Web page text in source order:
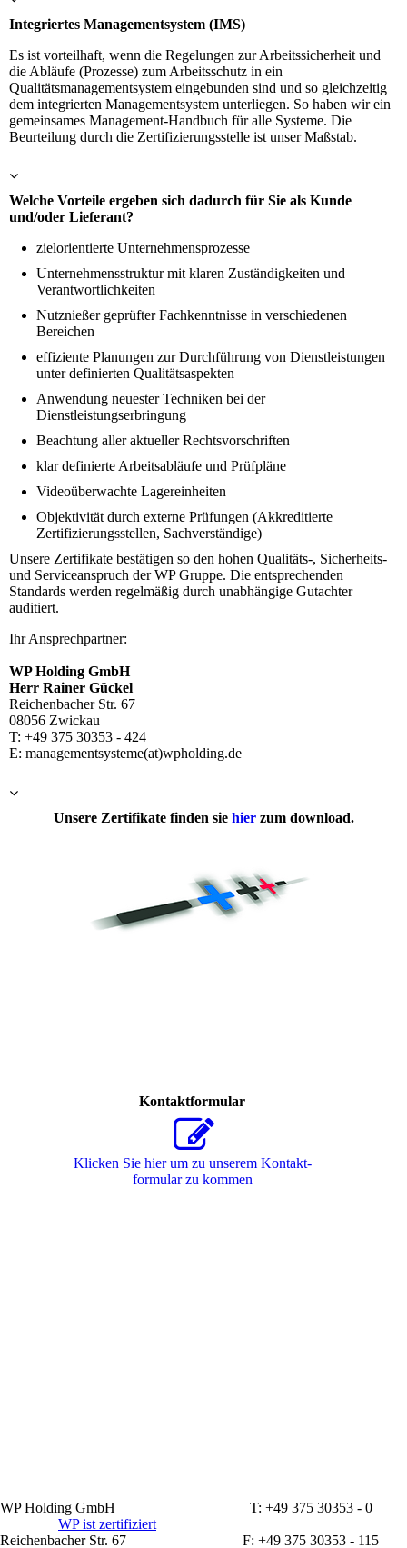
Integriertes Managementsystem (IMS)
Es ist vorteilhaft, wenn die Regelungen zur Arbeitssicherheit und
die Abläufe (Prozesse) zum Arbeitsschutz in ein
Qualitätsmanagementsystem eingebunden sind und so gleichzeitig
dem integrierten Managementsystem unterliegen. So haben wir ein
gemeinsames Management-Handbuch für alle Systeme. Die
Beurteilung durch die Zertifizierungsstelle ist unser Maßstab.
Welche Vorteile ergeben sich dadurch für Sie als Kunde
und/oder Lieferant?
zielorientierte Unternehmensprozesse
Unternehmensstruktur mit klaren Zuständigkeiten und
Verantwortlichkeiten
Nutznießer geprüfter Fachkenntnisse in verschiedenen
Bereichen
effiziente Planungen zur Durchführung von Dienstleistungen
unter definierten Qualitätsaspekten
Anwendung neuester Techniken bei der
Dienstleistungserbringung
Beachtung aller aktueller Rechtsvorschriften
klar definierte Arbeitsabläufe und Prüfpläne
Videoüberwachte Lagereinheiten
Objektivität durch externe Prüfungen (Akkreditierte
Zertifizierungsstellen, Sachverständige)
Unsere Zertifikate bestätigen so den hohen Qualitäts-, Sicherheits-
und Serviceanspruch der WP Gruppe. Die entsprechenden
Standards werden regelmäßig durch unabhängige Gutachter
auditiert.
Ihr Ansprechpartner:
WP Holding GmbH
Herr Rainer Gückel
Reichenbacher Str. 67
08056 Zwickau
T: +49 375 30353 - 424
E: managementsysteme(at)wpholding.de
Unsere Zertifikate finden sie hierzum download.
Kontaktformular
Klicken Sie hier um zu unserem Kon­takt­
for­mu­lar zu kommen
WP Holding GmbH T: +49 375 30353 - 0
WP ist zertifiziert
Reichenbacher Str. 67 F: +49 375 30353 - 115